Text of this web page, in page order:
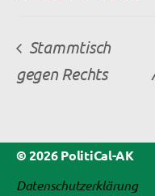
Stammtisch
gegen Rechts
© 2026PolitiCal-AK
Datenschutzerklärung